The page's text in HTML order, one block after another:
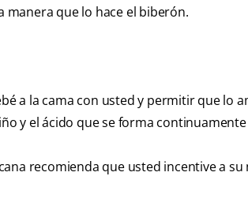
manera que lo hace el biberón.
a la cama con usted y permitir que lo
y el ácido que se forma
recomienda que usted incentive a su